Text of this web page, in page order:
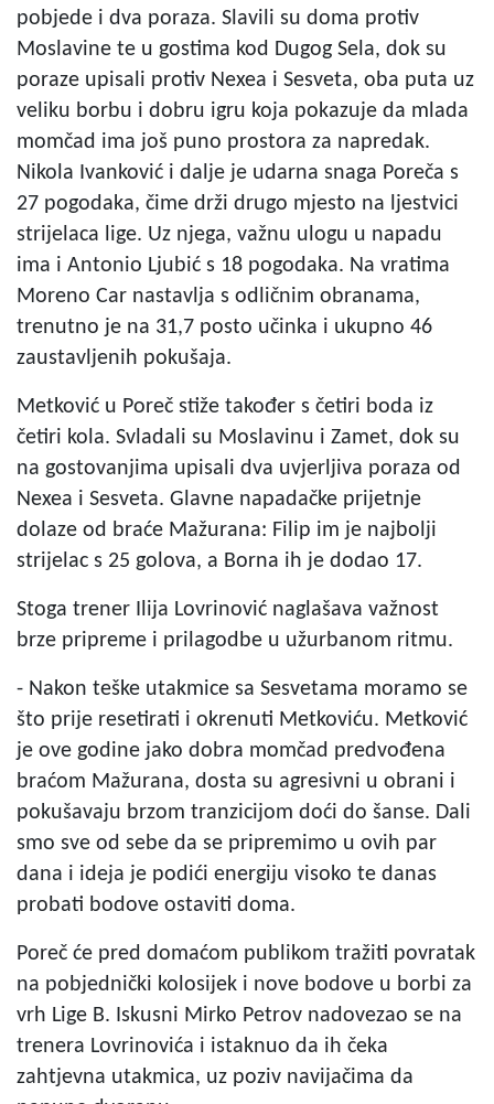
pobjede i dva poraza. Slavili su doma protiv
Moslavine te u gostima kod Dugog Sela, dok su
poraze upisali protiv Nexea i Sesveta, oba puta uz
veliku borbu i dobru igru koja pokazuje da mlada
momčad ima još puno prostora za napredak.
Nikola Ivanković i dalje je udarna snaga Poreča s
27 pogodaka, čime drži drugo mjesto na ljestvici
strijelaca lige. Uz njega, važnu ulogu u napadu
ima i Antonio Ljubić s 18 pogodaka. Na vratima
Moreno Car nastavlja s odličnim obranama,
trenutno je na 31,7 posto učinka i ukupno 46
zaustavljenih pokušaja.
Metković u Poreč stiže također s četiri boda iz
četiri kola. Svladali su Moslavinu i Zamet, dok su
na gostovanjima upisali dva uvjerljiva poraza od
Nexea i Sesveta. Glavne napadačke prijetnje
dolaze od braće Mažurana: Filip im je najbolji
strijelac s 25 golova, a Borna ih je dodao 17.
Stoga trener Ilija Lovrinović naglašava važnost
brze pripreme i prilagodbe u užurbanom ritmu.
- Nakon teške utakmice sa Sesvetama moramo se
što prije resetirati i okrenuti Metkoviću. Metković
je ove godine jako dobra momčad predvođena
braćom Mažurana, dosta su agresivni u obrani i
pokušavaju brzom tranzicijom doći do šanse. Dali
smo sve od sebe da se pripremimo u ovih par
dana i ideja je podići energiju visoko te danas
probati bodove ostaviti doma.
Poreč će pred domaćom publikom tražiti povratak
na pobjednički kolosijek i nove bodove u borbi za
vrh Lige B. Iskusni Mirko Petrov nadovezao se na
trenera Lovrinovića i istaknuo da ih čeka
zahtjevna utakmica, uz poziv navijačima da